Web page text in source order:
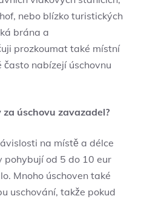
nebo blízko turistických
brána a
prozkoumat také místní
nabízejí úschovnu
úschovu zavazadel?
na místě a délce
pohybují od 5 do 10 eur
Mnoho úschoven také
uschování, takže pokud